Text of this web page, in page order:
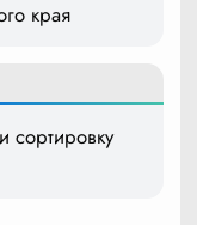
края
сортировку